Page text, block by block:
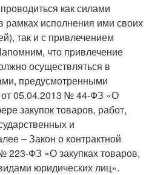
как силами
рамках исполнения ими своих
так и с привлечением
что привлечение
осуществляться в
предусмотренными
05.04.2013 № 44-ФЗ «О
закупок товаров, работ,
и
– Закон о контрактной
223-ФЗ «О закупках товаров,
юридических лиц».